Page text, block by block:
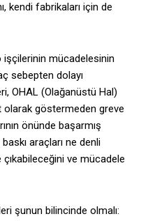
kendi fabrikaları için de
mücadelesinin
sebepten dolayı
OHAL (Olağanüstü Hal)
olarak göstermeden greve
önünde başarmış
araçları ne denli
ve mücadele
şunun bilincinde olmalı: